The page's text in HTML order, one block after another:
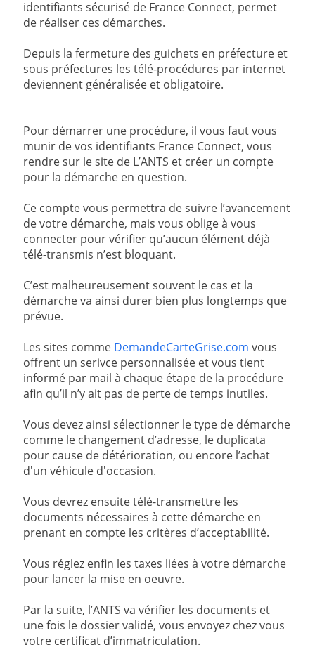
identifiants sécurisé de France Connect, permet
de réaliser ces démarches.
Depuis la fermeture des guichets en préfecture et
sous préfectures les télé-procédures par internet
deviennent généralisée et obligatoire.
Pour démarrer une procédure, il vous faut vous
munir de vos identifiants France Connect, vous
rendre sur le site de L’ANTS et créer un compte
pour la démarche en question.
Ce compte vous permettra de suivre l’avancement
de votre démarche, mais vous oblige à vous
connecter pour vérifier qu’aucun élément déjà
télé-transmis n’est bloquant.
C’est malheureusement souvent le cas et la
démarche va ainsi durer bien plus longtemps que
prévue.
Les sites comme DemandeCarteGrise.com vous
offrent un serivce personnalisée et vous tient
informé par mail à chaque étape de la procédure
afin qu’il n’y ait pas de perte de temps inutiles.
Vous devez ainsi sélectionner le type de démarche
comme le changement d’adresse, le duplicata
pour cause de détérioration, ou encore l’achat
d'un véhicule d'occasion.
Vous devrez ensuite télé-transmettre les
documents nécessaires à cette démarche en
prenant en compte les critères d’acceptabilité.
Vous réglez enfin les taxes liées à votre démarche
pour lancer la mise en oeuvre.
Par la suite, l’ANTS va vérifier les documents et
une fois le dossier validé, vous envoyez chez vous
votre certificat d’immatriculation.